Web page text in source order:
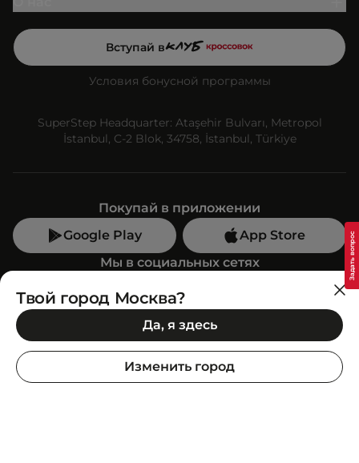
Вступай в
Условия бонусной программы
SuperStep Headquarter: Ataşehir Bulvarı, Metropol
İstanbul, C-2 Blok, 34758, İstanbul, Türkiye
Покупай в приложении
Google Play
App Store
Мы в социальных сетях
Позвони нам
+7 (499) 350-55-33
C 10:00 до 19:00
SuperStep-бот
Твой город Москва?
Да, я здесь
Изменить город